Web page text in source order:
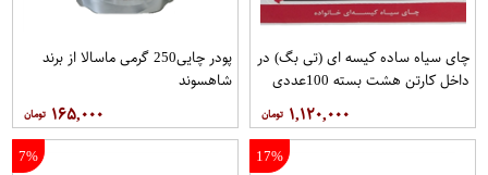
چای سیاه ساده کیسه ای (تی بگ) در
داخل کارتن هشت بسته 100عددی
۱,۱۲۰,۰۰۰
پودر چایی250 گرمی ماسالا از برند
شاهسوند
۱۶۵,۰۰۰
17%
7%